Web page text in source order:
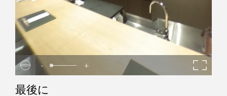
- +
最後に